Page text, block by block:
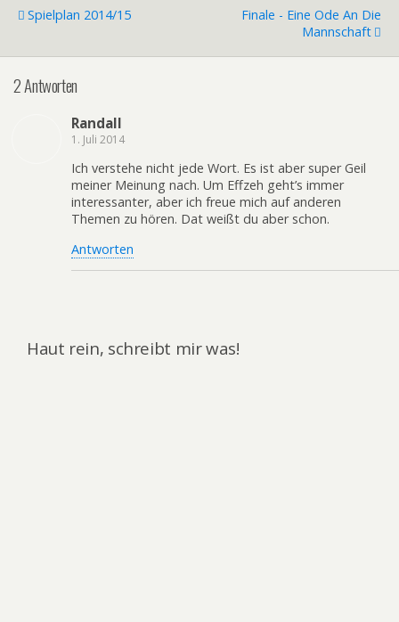
Spielplan 2014/15
Finale - Eine Ode An Die
Mannschaft
2 Antworten
Randall
1. Juli 2014
Ich verstehe nicht jede Wort. Es ist aber super Geil
meiner Meinung nach. Um Effzeh geht’s immer
interessanter, aber ich freue mich auf anderen
Themen zu hören. Dat weißt du aber schon.
Antworten
Haut rein, schreibt mir was!